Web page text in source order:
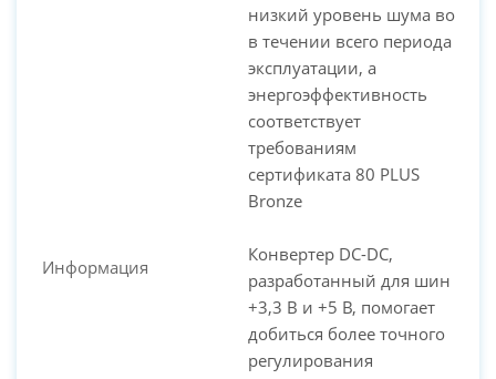
Информация
низкий уровень шума во
в течении всего периода
эксплуатации, а
энергоэффективность
соответствует
требованиям
сертификата 80 PLUS
Bronze
Конвертер DC-DC,
разработанный для шин
+3,3 В и +5 В, помогает
добиться более точного
регулирования